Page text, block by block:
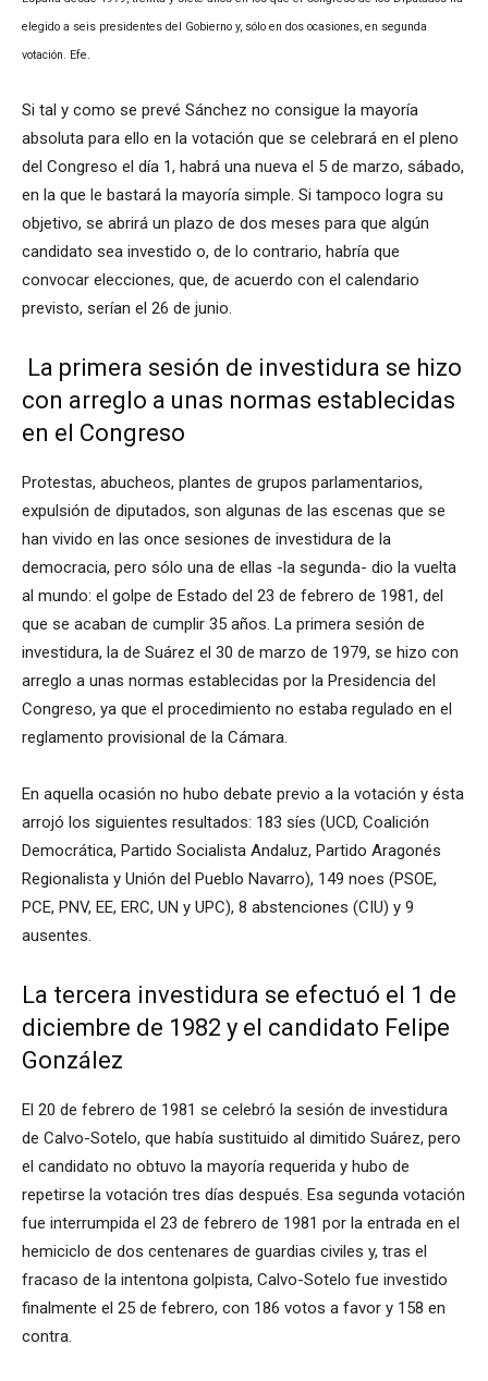
elegido a seis presidentes del Gobierno y, sólo en dos ocasiones, en segunda
votación. Efe.
Si tal y como se prevé Sánchez no consigue la mayoría
absoluta para ello en la votación que se celebrará en el pleno
del Congreso el día 1, habrá una nueva el 5 de marzo, sábado,
en la que le bastará la mayoría simple. Si tampoco logra su
objetivo, se abrirá un plazo de dos meses para que algún
candidato sea investido o, de lo contrario, habría que
convocar elecciones, que, de acuerdo con el calendario
previsto, serían el 26 de junio.
La primera sesión de investidura se hizo
con arreglo a unas normas establecidas
en el Congreso
Protestas, abucheos, plantes de grupos parlamentarios,
expulsión de diputados, son algunas de las escenas que se
han vivido en las once sesiones de investidura de la
democracia, pero sólo una de ellas -la segunda- dio la vuelta
al mundo: el golpe de Estado del 23 de febrero de 1981, del
que se acaban de cumplir 35 años. La primera sesión de
investidura, la de Suárez el 30 de marzo de 1979, se hizo con
arreglo a unas normas establecidas por la Presidencia del
Congreso, ya que el procedimiento no estaba regulado en el
reglamento provisional de la Cámara.
En aquella ocasión no hubo debate previo a la votación y ésta
arrojó los siguientes resultados: 183 síes (UCD, Coalición
Democrática, Partido Socialista Andaluz, Partido Aragonés
Regionalista y Unión del Pueblo Navarro), 149 noes (PSOE,
PCE, PNV, EE, ERC, UN y UPC), 8 abstenciones (CIU) y 9
ausentes.
La tercera investidura se efectuó el 1 de
diciembre de 1982 y el candidato Felipe
González
El 20 de febrero de 1981 se celebró la sesión de investidura
de Calvo-Sotelo, que había sustituido al dimitido Suárez, pero
el candidato no obtuvo la mayoría requerida y hubo de
repetirse la votación tres días después. Esa segunda votación
fue interrumpida el 23 de febrero de 1981 por la entrada en el
hemiciclo de dos centenares de guardias civiles y, tras el
fracaso de la intentona golpista, Calvo-Sotelo fue investido
finalmente el 25 de febrero, con 186 votos a favor y 158 en
contra.